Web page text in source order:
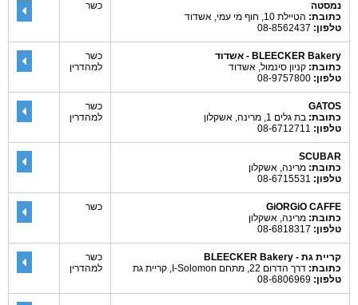
נמסטה
כתובת: הטיילת 10, חוף מי עמי, אשדוד
טלפון:
כשר
BLEECKER Bakery - אשדוד
כתובת: קניון סינמול, אשדוד
טלפון:
כשר
למהדרין
GATOS
כתובת: בת גלים 1, מרינה, אשקלון
טלפון:
כשר
למהדרין
SCUBAR
כתובת: מרינה, אשקלון
טלפון:
GiORGiO CAFFE
כתובת: מרינה, אשקלון
טלפון:
כשר
קריית גת - BLEECKER Bakery
כתובת: דרך הדרום 22, מתחם I-Solomon, קריית גת
טלפון:
כשר
למהדרין